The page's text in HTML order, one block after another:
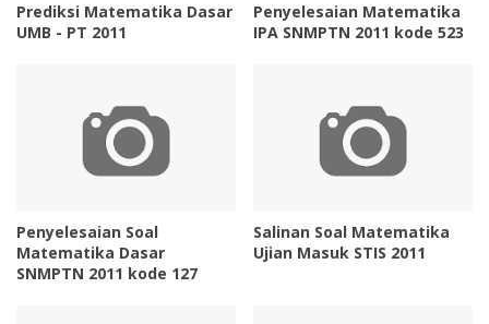
Prediksi Matematika Dasar
UMB - PT 2011
Penyelesaian Matematika
IPA SNMPTN 2011 kode 523
Penyelesaian Soal
Matematika Dasar
SNMPTN 2011 kode 127
Salinan Soal Matematika
Ujian Masuk STIS 2011